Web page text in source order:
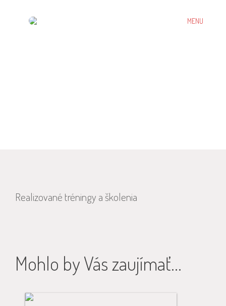
MENU
Realizované tréningy a školenia
Mohlo by Vás zaujímať...